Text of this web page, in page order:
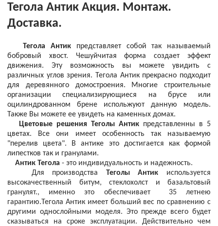
Тегола Антик Акция. Монтаж.
Доставка.
Тегола Антик представляет собой так называемый
бобровый хвост. Чешуйчитая форма создает эффект
движения. Эту возможность вы можете увидить с
различных углов зрения. Тегола Антик прекрасно подходит
для деревянного домостроения. Многие строительные
организации специализирующиеся на брусе или
оцилиндрованном брене испольжуют данную модель.
Также Вы можете ее увидеть на каменных домах.
Цветовые решения Теголы Антик представленны в 5
цветах. Все они имеет особенность так называемую
"перелив цвета". В антике это достигается как формой
липестков так и гранулами.
Антик Тегола - это индивидуальность и надежность.
Для производства Теголы Антик используется
высокачественный битум, стеклохолст и базальтовый
гранулят., именно это обеспечивает 35 летнею
гарантию.Тегола Антик имеет больший вес по сравнению с
другими однослойными моделя. Это прежде всего будет
сказываться на сроке эксплуатации. Действительно чем